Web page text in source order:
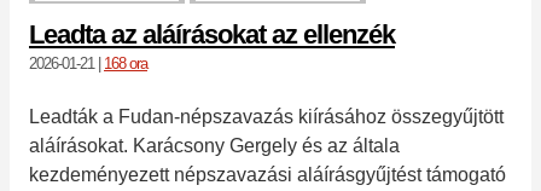
Leadta az aláírásokat az ellenzék
2026-01-21 | 168 ora
Leadták a Fudan-népszavazás kiírásához összegyűjtött
aláírásokat. Karácsony Gergely és az általa
kezdeményezett népszavazási aláírásgyűjtést támogató